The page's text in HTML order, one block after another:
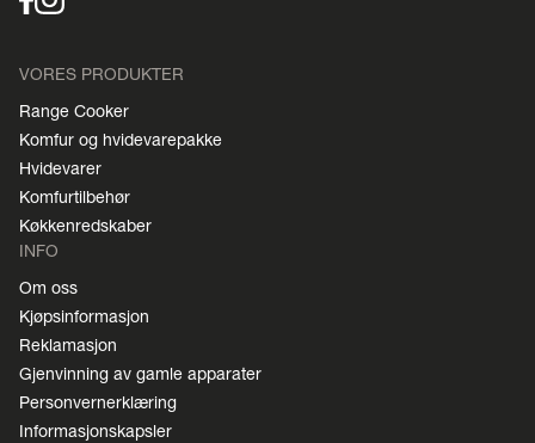
VORES PRODUKTER
Range Cooker
Komfur og hvidevarepakke
Hvidevarer
Komfurtilbehør
Køkkenredskaber
INFO
Om oss
Kjøpsinformasjon
Reklamasjon
Gjenvinning av gamle apparater
Personvernerklæring
Informasjonskapsler